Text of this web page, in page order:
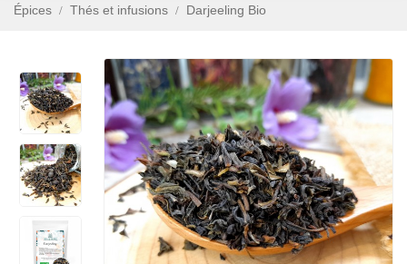
Épices Thés et infusions Darjeeling Bio